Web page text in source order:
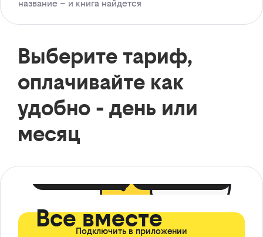
название – и книга найдется
Выберите тариф,
оплачивайте как
удобно - день или
месяц
Все вместе
Подключить в приложении